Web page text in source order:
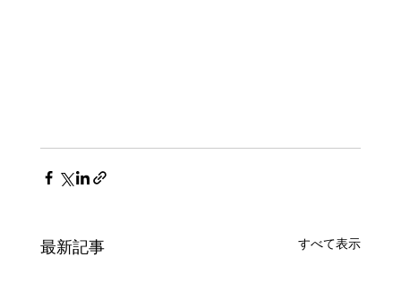
最新記事 すべて表示